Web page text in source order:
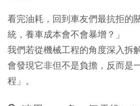
看完油耗，回到車友們最抗拒的
統，養車成本會不會暴增？」
我們若從機械工程的角度深入拆
會發現它非但不是負擔，反而是
程」。